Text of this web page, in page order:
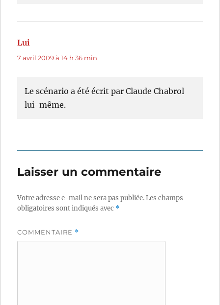
Lui
7 avril 2009 à 14 h 36 min
Le scénario a été écrit par Claude Chabrol
lui-même.
Laisser un commentaire
Votre adresse e-mail ne sera pas publiée.Les champs
obligatoires sont indiqués avec *
COMMENTAIRE *